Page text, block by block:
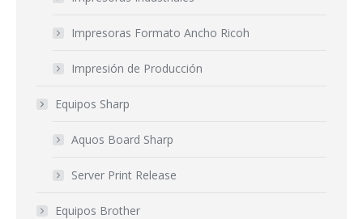
Impresoras Formato Ancho Ricoh
Impresión de Producción
Equipos Sharp
Aquos Board Sharp
Server Print Release
Equipos Brother